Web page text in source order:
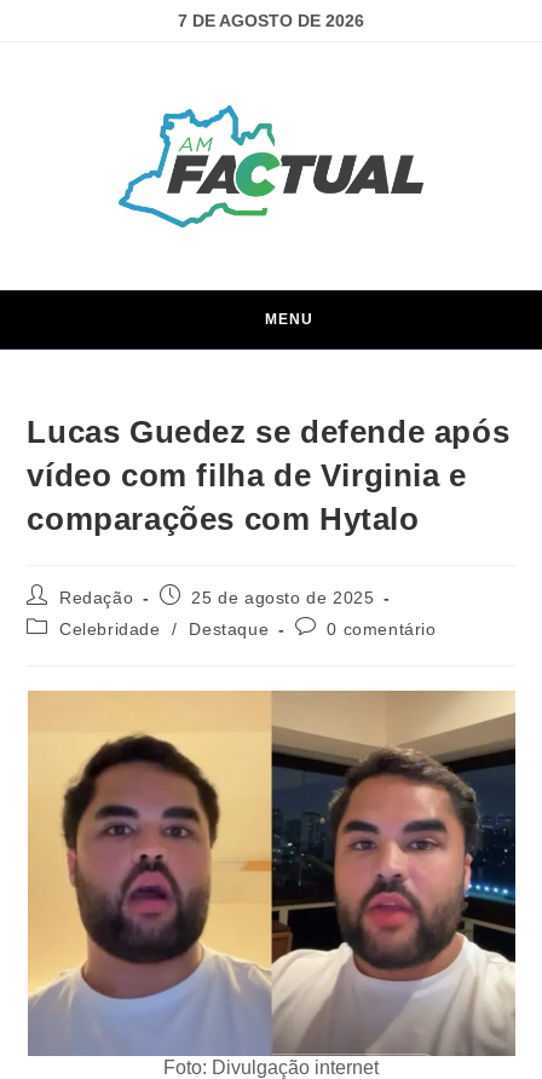
7 DE AGOSTO DE 2026
MENU
Lucas Guedez se defende após
vídeo com filha de Virginia e
comparações com Hytalo
Redação
25 de agosto de 2025
Celebridade
/ Destaque 0 comentário
Foto: Divulgação internet